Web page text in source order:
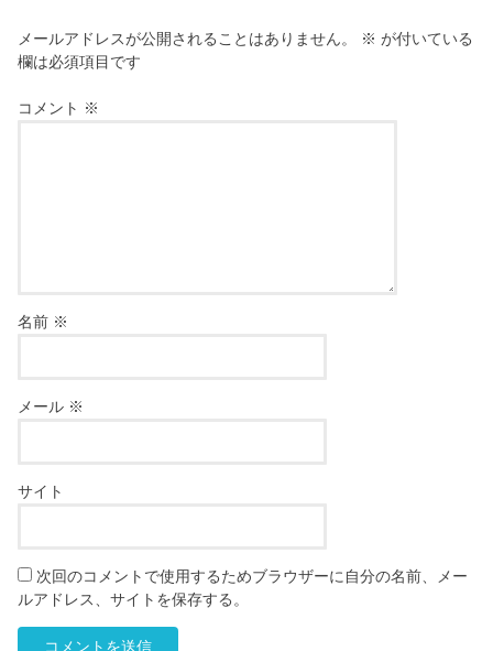
メールアドレスが公開されることはありません。 ※ が付いている
欄は必須項目です
コメント ※
名前 ※
メール ※
サイト
次回のコメントで使用するためブラウザーに自分の名前、メー
ルアドレス、サイトを保存する。